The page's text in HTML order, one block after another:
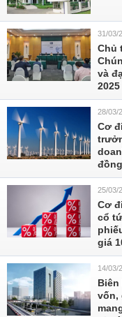
31/03/
Chủ
và
2025
28/03/
Cơ
đồng
25/03/
Cơ
cổ
giá
14/03/
vốn,